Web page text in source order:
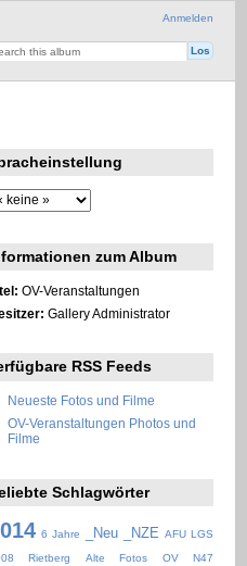
Anmelden
zum Album
OV-Veranstaltungen
Gallery Administrator
RSS Feeds
Neueste Fotos und Filme
OV-Veranstaltungen Photos und
Filme
Schlagwörter
6 Jahre _Neu _NZE AFU LGS
Rietberg
Alte Fotos OV N47